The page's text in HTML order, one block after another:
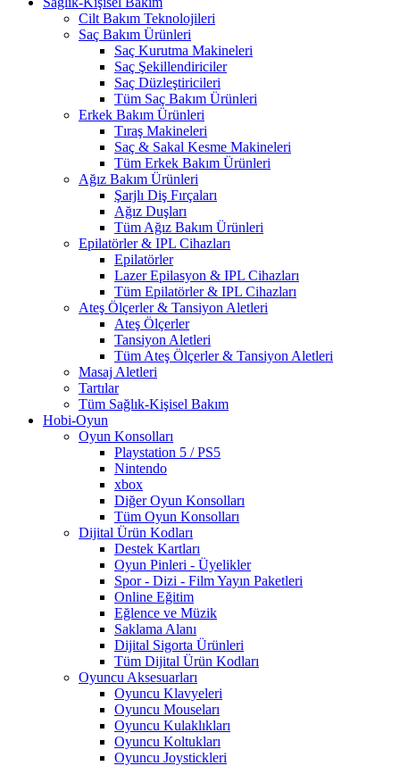
Cilt Bakım Teknolojileri
Saç Bakım Ürünleri
Saç Kurutma Makineleri
Saç Şekillendiriciler
Saç Düzleştiricileri
Tüm Saç Bakım Ürünleri
Erkek Bakım Ürünleri
Tıraş Makineleri
Saç & Sakal Kesme Makineleri
Tüm Erkek Bakım Ürünleri
Ağız Bakım Ürünleri
Şarjlı Diş Fırçaları
Ağız Duşları
Tüm Ağız Bakım Ürünleri
Epilatörler & IPL Cihazları
Epilatörler
Lazer Epilasyon & IPL Cihazları
Tüm Epilatörler & IPL Cihazları
Ateş Ölçerler & Tansiyon Aletleri
Ateş Ölçerler
Tansiyon Aletleri
Tüm Ateş Ölçerler & Tansiyon Aletleri
Masaj Aletleri
Tartılar
Tüm Sağlık-Kişisel Bakım
Hobi-Oyun
Oyun Konsolları
Playstation 5 / PS5
Nintendo
xbox
Diğer Oyun Konsolları
Tüm Oyun Konsolları
Dijital Ürün Kodları
Destek Kartları
Oyun Pinleri - Üyelikler
Spor - Dizi - Film Yayın Paketleri
Online Eğitim
Eğlence ve Müzik
Saklama Alanı
Dijital Sigorta Ürünleri
Tüm Dijital Ürün Kodları
Oyuncu Aksesuarları
Oyuncu Klavyeleri
Oyuncu Mouseları
Oyuncu Kulaklıkları
Oyuncu Koltukları
Oyuncu Joystickleri